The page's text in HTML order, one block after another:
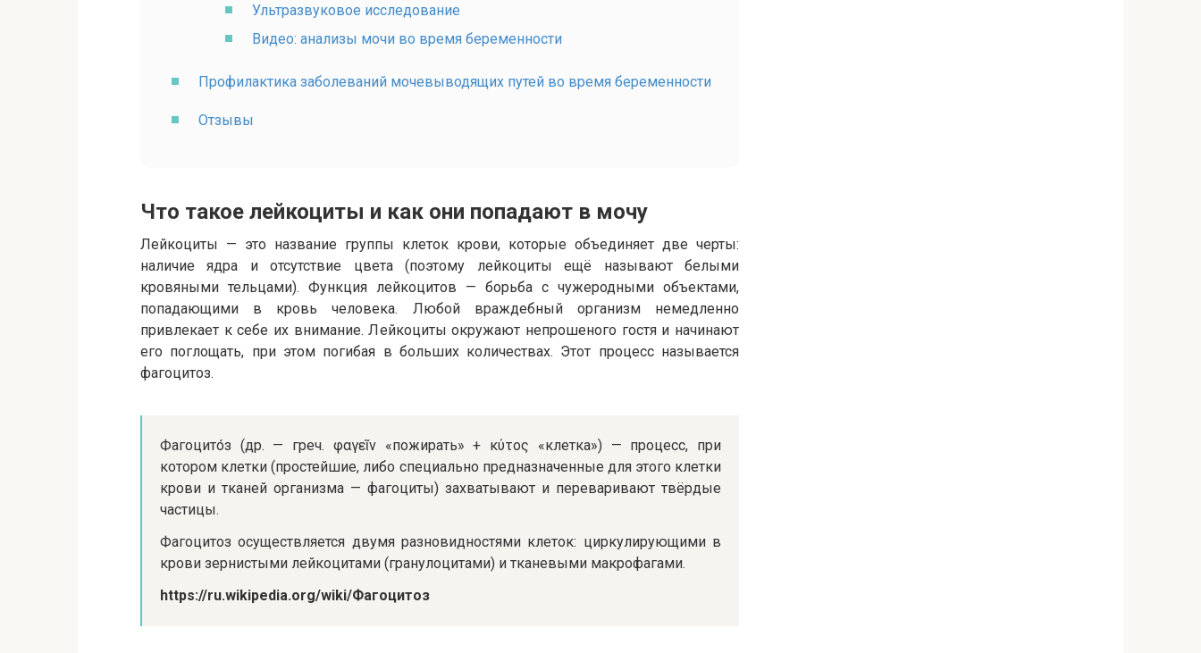
Ультразвуковое исследование
Видео: анализы мочи во время беременности
Профилактика заболеваний мочевыводящих путей во время беременности
Отзывы
Что такое лейкоциты и как они попадают в мочу
Лейкоциты — это название группы клеток крови, которые объединяет две черты:
наличие ядра и отсутствие цвета (поэтому лейкоциты ещё называют белыми
кровяными тельцами). Функция лейкоцитов — борьба с чужеродными объектами,
попадающими в кровь человека. Любой враждебный организм немедленно
привлекает к себе их внимание. Лейкоциты окружают непрошеного гостя и начинают
его поглощать, при этом погибая в больших количествах. Этот процесс называется
фагоцитоз.
Фагоцито́з (др. — греч. φαγεῖν «пожирать» + κύτος «клетка») — процесс, при
котором клетки (простейшие, либо специально предназначенные для этого клетки
крови и тканей организма — фагоциты) захватывают и переваривают твёрдые
частицы.
Фагоцитоз осуществляется двумя разновидностями клеток: циркулирующими в
крови зернистыми лейкоцитами (гранулоцитами) и тканевыми макрофагами.
https://ru.wikipedia.org/wiki/Фагоцитоз